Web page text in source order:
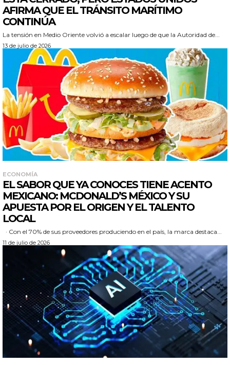
AFIRMA QUE EL TRÁNSITO MARÍTIMO
CONTINÚA
La tensión en Medio Oriente volvió a escalar luego de que la Autoridad de...
13 de julio de 2026
ECONOMÍA
EL SABOR QUE YA CONOCES TIENE ACENTO
MEXICANO: MCDONALD’S MÉXICO Y SU
APUESTA POR EL ORIGEN Y EL TALENTO
LOCAL
· Con el 70% de sus proveedores produciendo en el país, la marca destaca...
11 de julio de 2026